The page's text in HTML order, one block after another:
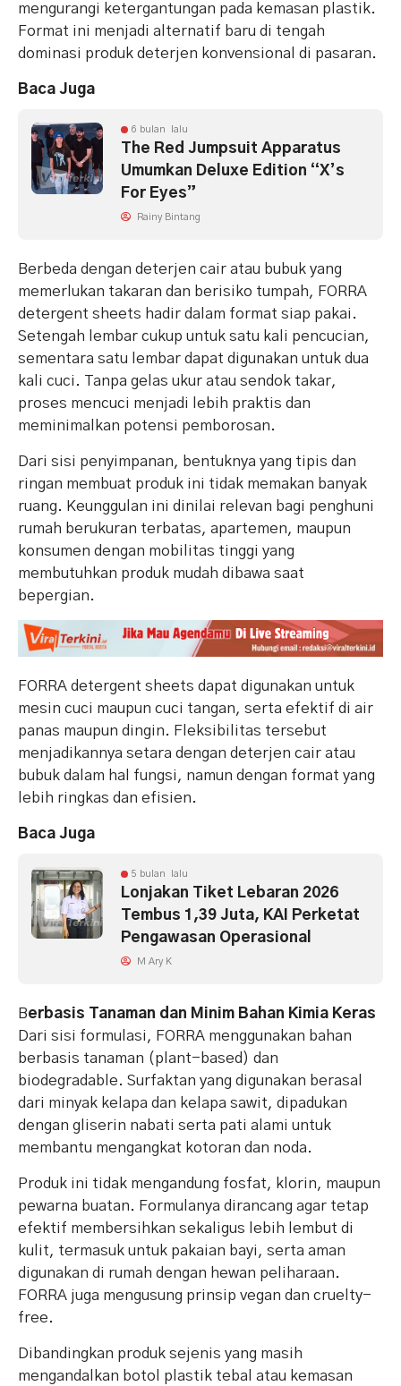
mengurangi ketergantungan pada kemasan plastik.
Format ini menjadi alternatif baru di tengah
dominasi produk deterjen konvensional di pasaran.
Baca Juga
6 bulan lalu
The Red Jumpsuit Apparatus
Umumkan Deluxe Edition “X’s
For Eyes”
Rainy Bintang
Berbeda dengan deterjen cair atau bubuk yang
memerlukan takaran dan berisiko tumpah, FORRA
detergent sheets hadir dalam format siap pakai.
Setengah lembar cukup untuk satu kali pencucian,
sementara satu lembar dapat digunakan untuk dua
kali cuci. Tanpa gelas ukur atau sendok takar,
proses mencuci menjadi lebih praktis dan
meminimalkan potensi pemborosan.
Dari sisi penyimpanan, bentuknya yang tipis dan
ringan membuat produk ini tidak memakan banyak
ruang. Keunggulan ini dinilai relevan bagi penghuni
rumah berukuran terbatas, apartemen, maupun
konsumen dengan mobilitas tinggi yang
membutuhkan produk mudah dibawa saat
bepergian.
FORRA detergent sheets dapat digunakan untuk
mesin cuci maupun cuci tangan, serta efektif di air
panas maupun dingin. Fleksibilitas tersebut
menjadikannya setara dengan deterjen cair atau
bubuk dalam hal fungsi, namun dengan format yang
lebih ringkas dan efisien.
Baca Juga
5 bulan lalu
Lonjakan Tiket Lebaran 2026
Tembus 1,39 Juta, KAI Perketat
Pengawasan Operasional
M Ary K
Berbasis Tanaman dan Minim Bahan Kimia Keras
Dari sisi formulasi, FORRA menggunakan bahan
berbasis tanaman (plant-based) dan
biodegradable. Surfaktan yang digunakan berasal
dari minyak kelapa dan kelapa sawit, dipadukan
dengan gliserin nabati serta pati alami untuk
membantu mengangkat kotoran dan noda.
Produk ini tidak mengandung fosfat, klorin, maupun
pewarna buatan. Formulanya dirancang agar tetap
efektif membersihkan sekaligus lebih lembut di
kulit, termasuk untuk pakaian bayi, serta aman
digunakan di rumah dengan hewan peliharaan.
FORRA juga mengusung prinsip vegan dan cruelty-
free.
Dibandingkan produk sejenis yang masih
mengandalkan botol plastik tebal atau kemasan